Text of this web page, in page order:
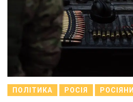
ПОЛІТИКА РОСІЯ РОСІЯНИ